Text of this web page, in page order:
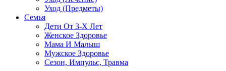
Уход (Предметы)
Семья
Дети От 3-Х Лет
Женское Здоровье
Мама И Малыш
Мужское Здоровье
Сезон, Импульс, Травма